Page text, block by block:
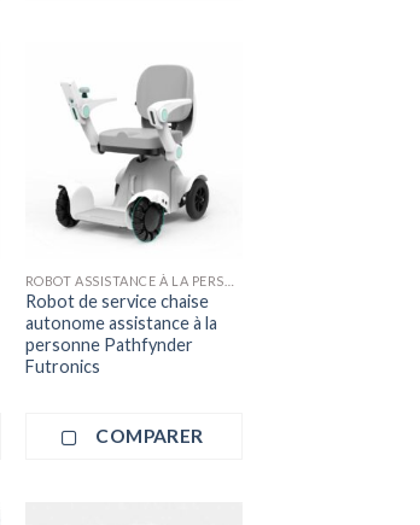
Robot de service chaise
autonome assistance à la
personne Pathfynder
Futronics
COMPARER